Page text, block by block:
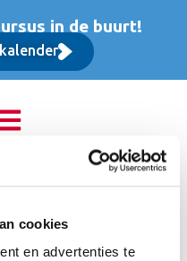
cookies
en advertenties te
in de buurt!
Cursus